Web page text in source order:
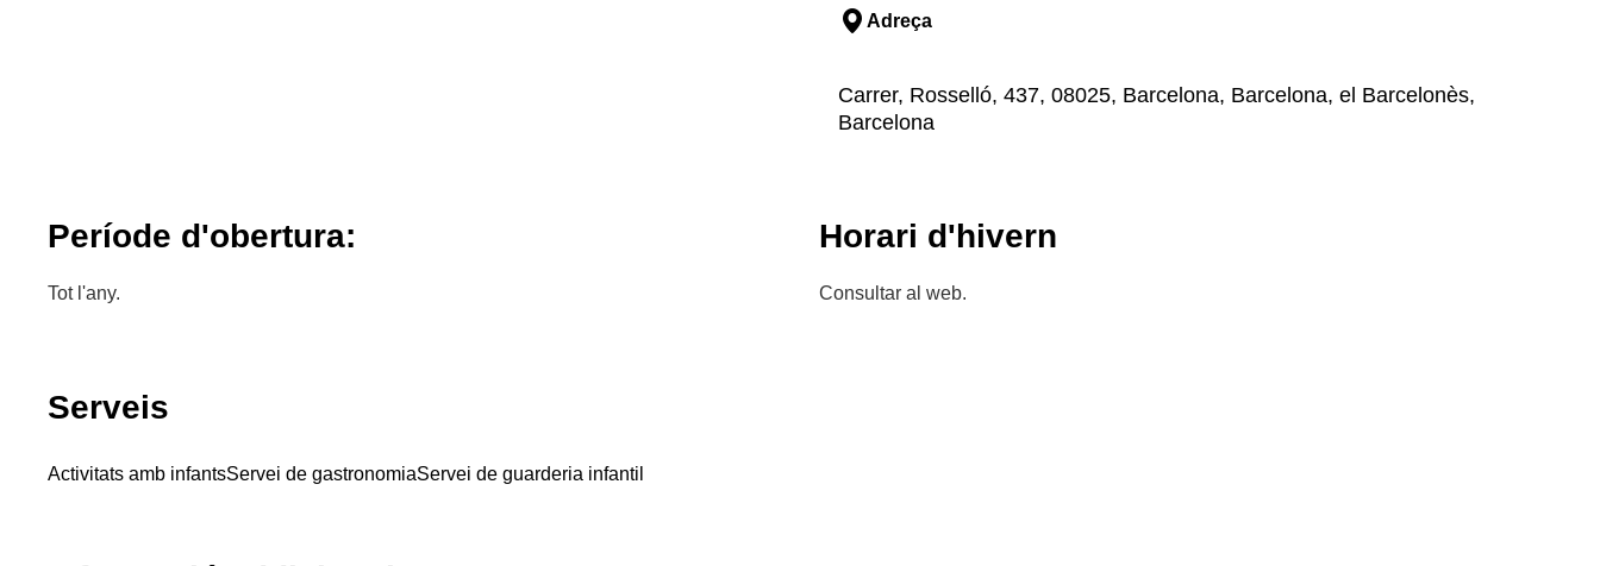
Adreça
Carrer, Rosselló, 437, 08025, Barcelona, Barcelona, el Barcelonès,
Barcelona
Període d'obertura:
Tot l'any.
Horari d'hivern
Consultar al web.
Serveis
Activitats amb infantsServei de gastronomiaServei de guarderia infantil